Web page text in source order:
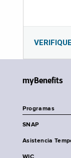
myBenefits
Programas
SNAP
Asistencia